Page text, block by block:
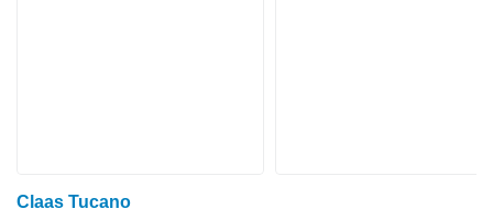
Claas Tucano